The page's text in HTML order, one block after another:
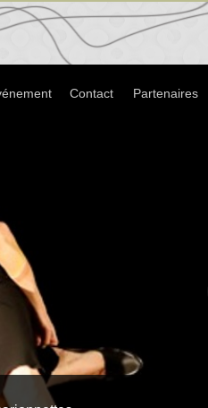
Contact Partenaires